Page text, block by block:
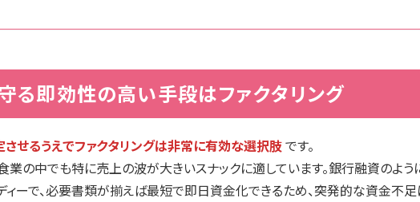
る即効性の高い手段はファクタリング
せるうえでファクタリングは非常に有効な選択肢です。
の中でも特に売上の波が大きいスナックに適しています。銀行融資のよう
ーで、必要書類が揃えば最短で即日資金化できるため、突発的な資金不